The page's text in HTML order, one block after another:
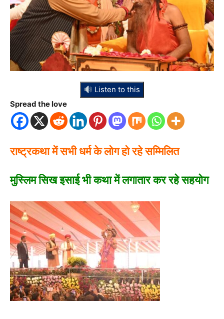
Listen to this
Spread the love
राष्ट्रकथा में सभी धर्म के लोग हो रहे सम्मिलित
मुस्लिम सिख इसाई भी कथा में लगातार कर रहे सहयोग